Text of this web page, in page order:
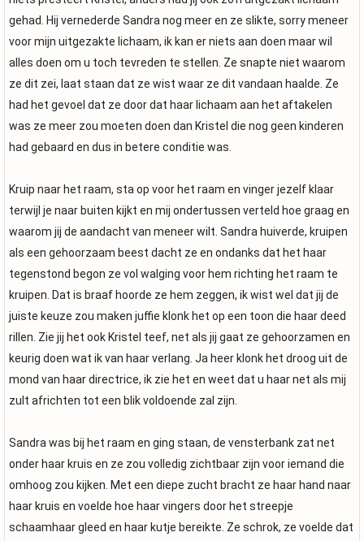
gehad. Hij vernederde Sandra nog meer en ze slikte, sorry meneer
voor mijn uitgezakte lichaam, ik kan er niets aan doen maar wil
alles doen om u toch tevreden te stellen. Ze snapte niet waarom
ze dit zei, laat staan dat ze wist waar ze dit vandaan haalde. Ze
had het gevoel dat ze door dat haar lichaam aan het aftakelen
was ze meer zou moeten doen dan Kristel die nog geen kinderen
had gebaard en dus in betere conditie was.
Kruip naar het raam, sta op voor het raam en vinger jezelf klaar
terwijl je naar buiten kijkt en mij ondertussen verteld hoe graag en
waarom jij de aandacht van meneer wilt. Sandra huiverde, kruipen
als een gehoorzaam beest dacht ze en ondanks dat het haar
tegenstond begon ze vol walging voor hem richting het raam te
kruipen. Dat is braaf hoorde ze hem zeggen, ik wist wel dat jij de
juiste keuze zou maken juffie klonk het op een toon die haar deed
rillen. Zie jij het ook Kristel teef, net als jij gaat ze gehoorzamen en
keurig doen wat ik van haar verlang. Ja heer klonk het droog uit de
mond van haar directrice, ik zie het en weet dat u haar net als mij
zult africhten tot een blik voldoende zal zijn.
Sandra was bij het raam en ging staan, de vensterbank zat net
onder haar kruis en ze zou volledig zichtbaar zijn voor iemand die
omhoog zou kijken. Met een diepe zucht bracht ze haar hand naar
haar kruis en voelde hoe haar vingers door het streepje
schaamhaar gleed en haar kutje bereikte. Ze schrok, ze voelde dat